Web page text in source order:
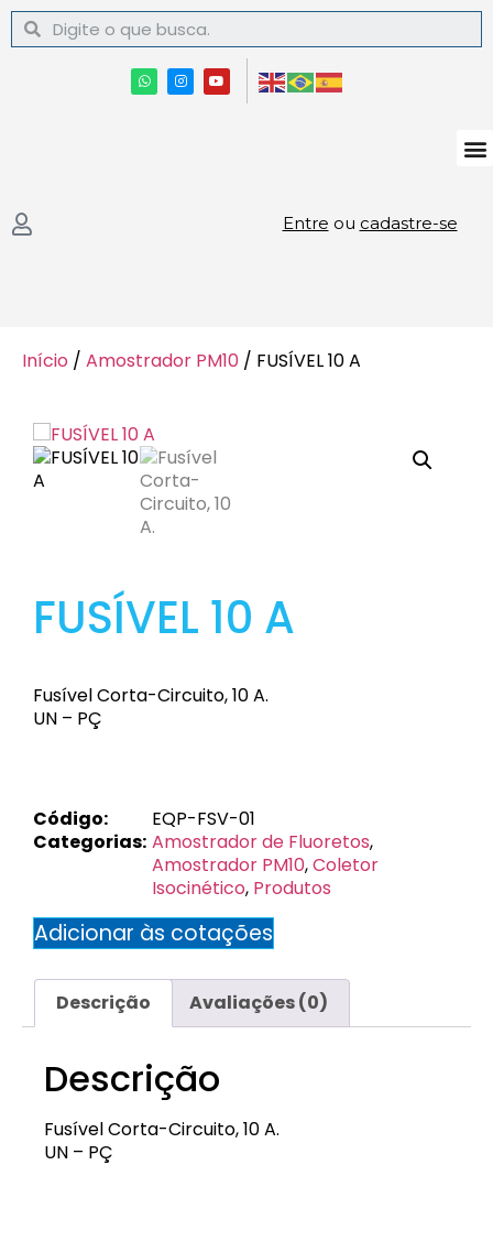
Entre ou cadastre-se
Início / Amostrador PM10 / FUSÍVEL 10 A
FUSÍVEL 10 A
Fusível Corta-Circuito, 10 A.
UN – PÇ
Código:
EQP-FSV-01
Categorias: Amostrador de Fluoretos,
Amostrador PM10,Coletor
Isocinético, Produtos
Adicionar às cotações
Descrição Avaliações (0)
Descrição
Fusível Corta-Circuito, 10 A.
UN – PÇ